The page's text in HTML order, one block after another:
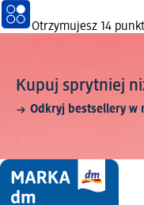
Otrzymujesz 14
Kupuj sprytniej
Odkryj bestsellery w